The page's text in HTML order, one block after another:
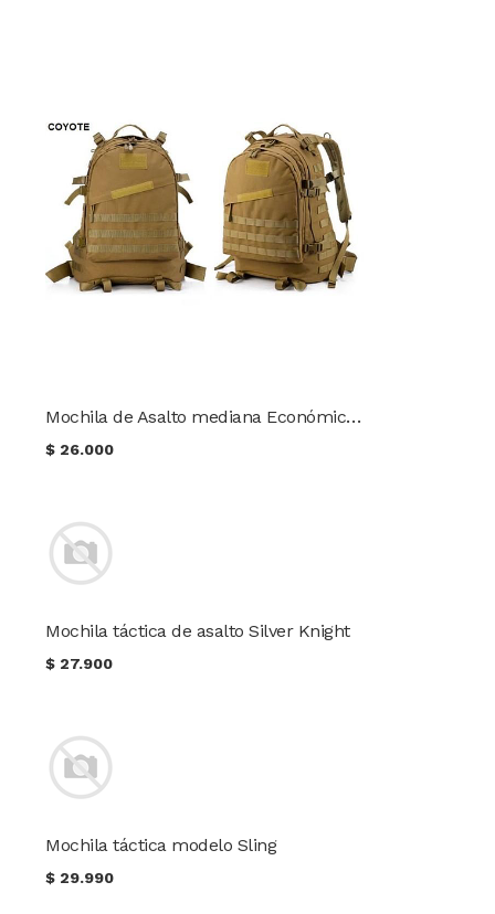
Mochila de Asalto mediana Económica Coyote
$ 26.000
Mochila táctica de asalto Silver Knight
$ 27.900
Mochila táctica modelo Sling
$ 29.990